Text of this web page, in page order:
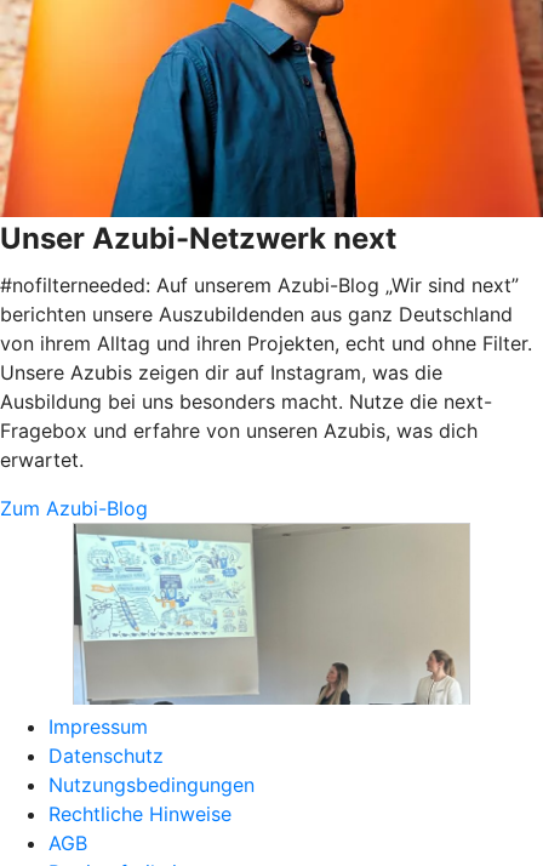
Unser Azubi-Netzwerk next
#nofilterneeded: Auf unserem Azubi-Blog „Wir sind next”
berichten unsere Auszubildenden aus ganz Deutschland
von ihrem Alltag und ihren Projekten, echt und ohne Filter.
Unsere Azubis zeigen dir auf Instagram, was die
Ausbildung bei uns besonders macht. Nutze die next-
Fragebox und erfahre von unseren Azubis, was dich
erwartet.
Zum Azubi-Blog
Impressum
Datenschutz
Nutzungsbedingungen
Rechtliche Hinweise
AGB